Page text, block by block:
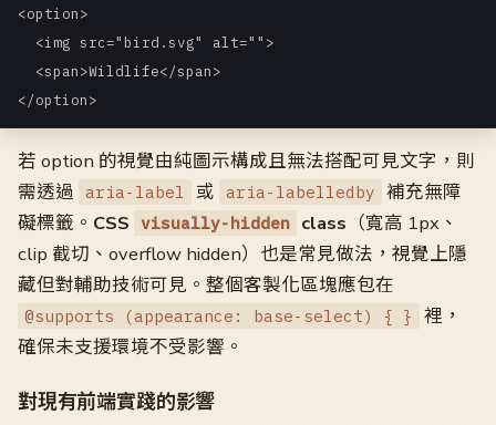
<option>
  <img src="bird.svg" alt="">
  <span>Wildlife</span>
</option>
若 option 的視覺由純圖示構成且無法搭配可見文字，則
需透過 aria-label 或 aria-labelledby 補充無障
礙標籤。 CSS visually-hidden class （寬高 1px、
clip 截切、overflow hidden）也是常見做法，視覺上隱
藏但對輔助技術可見。整個客製化區塊應包在
@supports (appearance: base-select) { }
裡，
確保未支援環境不受影響。
對現有前端實踐的影響